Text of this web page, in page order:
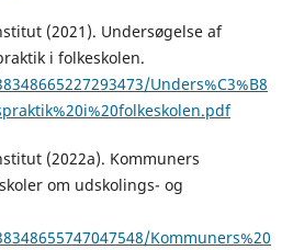
(2021). Undersøgelse af
i folkeskolen.
Unders%C3%B8
(2022a). Kommuners
om udskolings- og
Kommuners%20